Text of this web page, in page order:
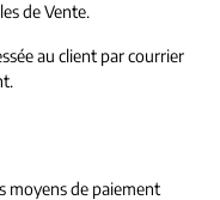
de Vente.
au client par courrier
moyens de paiement